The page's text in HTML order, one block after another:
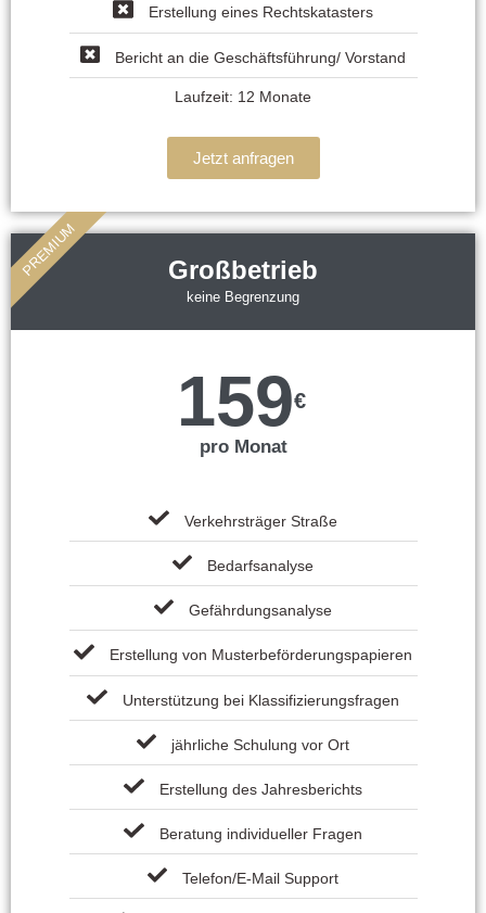
Erstellung eines Rechtskatasters
Bericht an die Geschäftsführung/ Vorstand
Laufzeit: 12 Monate
Jetzt anfragen
PREMIUM Großbetrieb
keine Begrenzung
159€
pro Monat
Verkehrsträger Straße
Bedarfsanalyse
Gefährdungsanalyse
Erstellung von Musterbeförderungspapieren
Unterstützung bei Klassifizierungsfragen
jährliche Schulung vor Ort
Erstellung des Jahresberichts
Beratung individueller Fragen
Telefon/E-Mail Support